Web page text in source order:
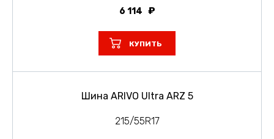
6 114
КУПИТЬ
Шина ARIVO Ultra ARZ 5
215/55R17